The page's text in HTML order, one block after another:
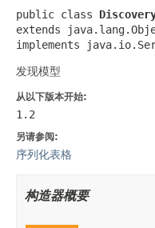
public class
extends
implements
发现模型
从以下版本开始:
1.2
另请参阅:
序列化表格
构造器概要